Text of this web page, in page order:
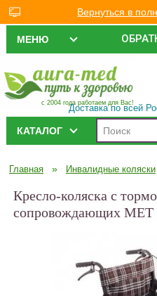
МЕНЮ
с 2004 года работаем для Вас!
Доставка по всей
КАТАЛОГ
Главная » Инвалидные коляски
Кресло-коляска с
сопровождающих
Вернуться в